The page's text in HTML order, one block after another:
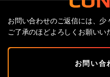
お問い合わせのご返信には、少
ご了承のほどよろしくお願いい
お問い合